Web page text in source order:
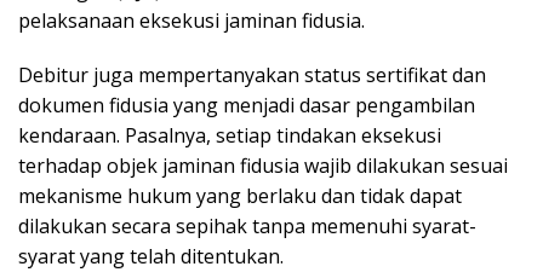
pelaksanaan eksekusi jaminan fidusia.
Debitur juga mempertanyakan status sertifikat dan
dokumen fidusia yang menjadi dasar pengambilan
kendaraan. Pasalnya, setiap tindakan eksekusi
terhadap objek jaminan fidusia wajib dilakukan sesuai
mekanisme hukum yang berlaku dan tidak dapat
dilakukan secara sepihak tanpa memenuhi syarat-
syarat yang telah ditentukan.